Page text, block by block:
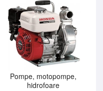
Pompe, motopompe,
hidrofoare